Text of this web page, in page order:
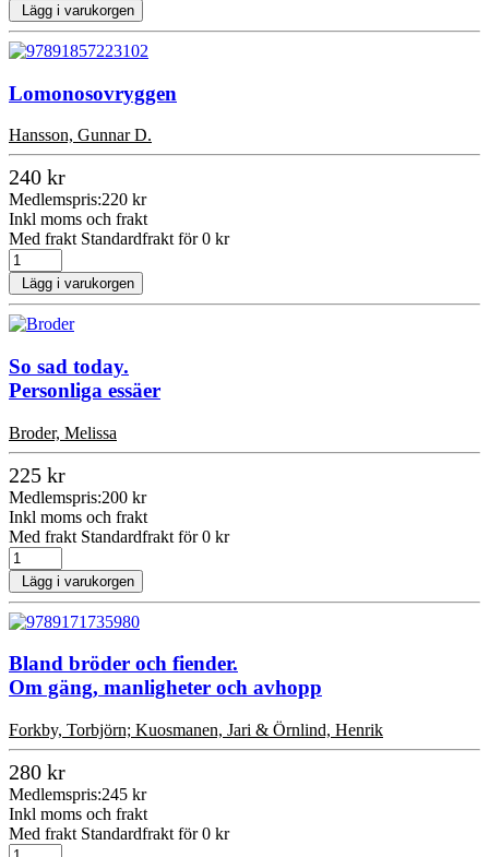
Lägg i varukorgen
Lomonosovryggen
Hansson, Gunnar D.
240 kr
Medlemspris:220 kr
Inkl moms och frakt
Med frakt Standardfrakt för 0 kr
Lägg i varukorgen
So sad today.
Personliga essäer
Broder, Melissa
225 kr
Medlemspris:200 kr
Inkl moms och frakt
Med frakt Standardfrakt för 0 kr
Lägg i varukorgen
Bland bröder och fiender.
Om gäng, manligheter och avhopp
Forkby, Torbjörn; Kuosmanen, Jari & Örnlind, Henrik
280 kr
Medlemspris:245 kr
Inkl moms och frakt
Med frakt Standardfrakt för 0 kr